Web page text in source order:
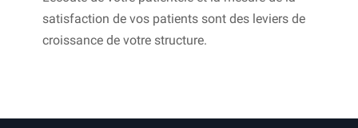
satisfaction de vos patients sont des leviers de
croissance de votre structure.